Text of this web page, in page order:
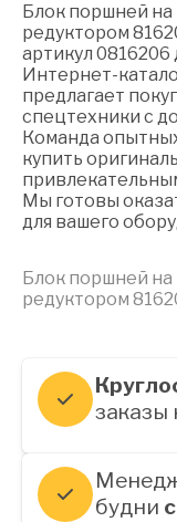
Блок поршней
редуктором
артикул 0816206
Интернет-
предлагает
спецтехники с
Команда
купить
Мы готовы
для вашего
Блок поршней
редуктором
заказы
будни